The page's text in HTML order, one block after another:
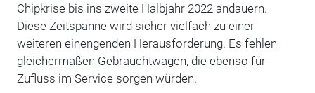
Chipkrise bis ins zweite Halbjahr 2022 andauern.
Diese Zeitspanne wird sicher vielfach zu einer
weiteren einengenden Herausforderung. Es fehlen
gleichermaßen Gebrauchtwagen, die ebenso für
Zufluss im Service sorgen würden.